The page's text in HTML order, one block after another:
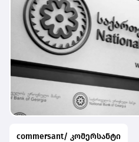
commersant/ კომერსანტი